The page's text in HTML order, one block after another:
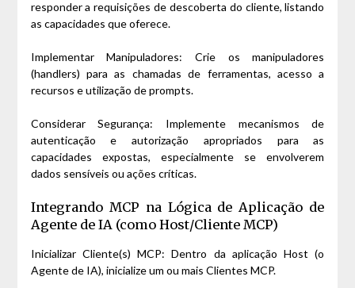
responder a requisições de descoberta do cliente, listando
as capacidades que oferece.
Implementar Manipuladores: Crie os manipuladores
(handlers) para as chamadas de ferramentas, acesso a
recursos e utilização de prompts.
Considerar Segurança: Implemente mecanismos de
autenticação e autorização apropriados para as
capacidades expostas, especialmente se envolverem
dados sensíveis ou ações críticas.
Integrando MCP na Lógica de Aplicação de
Agente de IA (como Host/Cliente MCP)
Inicializar Cliente(s) MCP: Dentro da aplicação Host (o
Agente de IA), inicialize um ou mais Clientes MCP.